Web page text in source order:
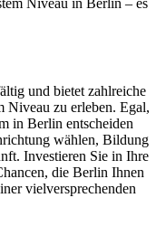
Niveau in Berlin – es
und bietet zahlreiche
Niveau zu erleben. Egal,
in Berlin entscheiden
wählen, Bildung
Investieren Sie in Ihre
die Berlin Ihnen
vielversprechenden